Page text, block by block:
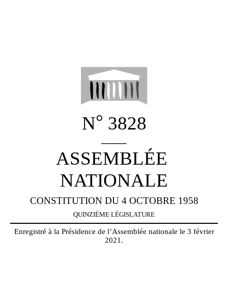
N° 3828
ASSEMBLÉE
NATIONALE
CONSTITUTION DU 4 OCTOBRE 1958
QUINZIÈME LÉGISLATURE
Enregistré à la Présidence de l’Assemblée nationale le 3 février
2021.